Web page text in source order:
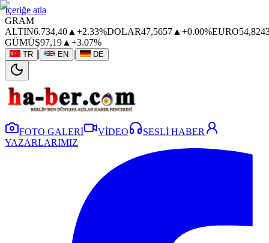
İçeriğe atla
GRAM
ALTIN6.734,40 ▲ +2.33%DOLAR47,5657 ▲ +0.00%EURO
GÜMÜŞ97,19 ▲ +3.07%
TR | EN | DE
FOTO GALERİ VİDEO
SESLİ HABER
YAZARLARIMIZ